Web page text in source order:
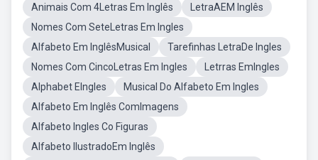
Animais Com 4Letras Em Inglês
LetraAEM Inglês
Nomes Com SeteLetras Em Ingles
Alfabeto Em InglêsMusical
Tarefinhas LetraDe Ingles
Nomes Com CincoLetras Em Ingles
Letrras EmIngles
Alphabet EIngles
Musical Do Alfabeto Em Ingles
Alfabeto Em Inglês ComImagens
Alfabeto Ingles Co Figuras
Alfabeto IlustradoEm Inglês